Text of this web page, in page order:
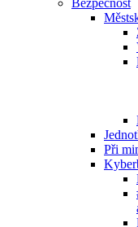
Bezpečnost
Při